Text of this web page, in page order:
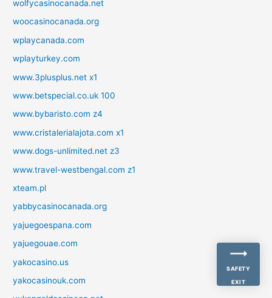
wolfycasinocanada.net
woocasinocanada.org
wplaycanada.com
wplayturkey.com
www.3plusplus.net x1
www.betspecial.co.uk 100
www.bybaristo.com z4
www.cristalerialajota.com x1
www.dogs-unlimited.net z3
www.travel-westbengal.com z1
xteam.pl
yabbycasinocanada.org
yajuegoespana.com
yajuegouae.com
yakocasino.us
yakocasinouk.com
SAFETY
EXIT